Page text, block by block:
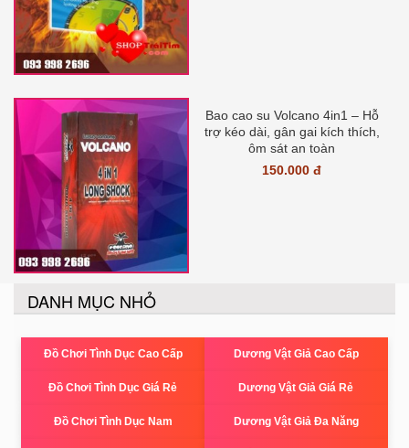
Bao cao su Volcano 4in1 – Hỗ
trợ kéo dài, gân gai kích thích,
ôm sát an toàn
150.000 đ
DANH MỤC NHỎ
Đồ Chơi Tình Dục Cao Cấp Dương Vật Giả Cao Cấp
Đồ Chơi Tình Dục Giá Rẻ Dương Vật Giả Giá Rẻ
Đồ Chơi Tình Dục Nam Dương Vật Giả Đa Năng